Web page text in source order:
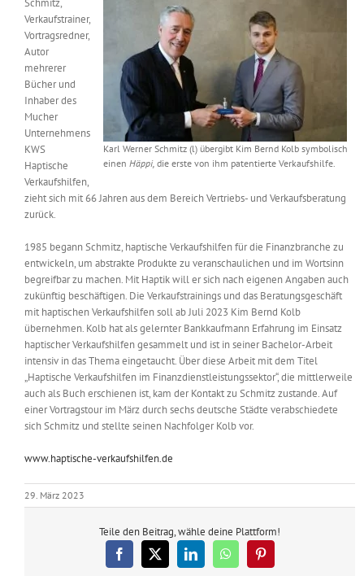
Kontakt
Messen & Events
Unternehmen
Interviews
Wissen
Jobshop
Suche
nach:
Karl Werner Schmitz (l) übergibt Kim Bernd Kolb symbolisch
einenHäppi, die erste von ihm patentierte Verkaufshilfe.
Schmitz,
Verkaufstrainer,
Vortragsredner,
Autor
mehrerer
Bücher und
Inhaber des
Mucher
Unternehmens
KWS
Haptische
Verkaufshilfen,
zieht sich mit 66 Jahren aus dem Bereich Vertriebs- und Verkaufsberatung
zurück.
1985 begann Schmitz, haptische Verkaufshilfen für die Finanzbranche zu
entwickeln, um abstrakte Produkte zu veranschaulichen und im Wortsinn
begreifbar zu machen. Mit Haptik will er sich nach eigenen Angaben auch
zukünftig beschäftigen. Die Verkaufstrainings und das Beratungsgeschäft
mit haptischen Verkaufshilfen soll ab Juli 2023 Kim Bernd Kolb
übernehmen. Kolb hat als gelernter Bankkaufmann Erfahrung im Einsatz
haptischer Verkaufshilfen gesammelt und ist in seiner Bachelor-Arbeit
intensiv in das Thema eingetaucht. Über diese Arbeit mit dem Titel
„Haptische Verkaufshilfen im Finanzdienstleistungssektor“, die mittlerweile
auch als Buch erschienen ist, kam der Kontakt zu Schmitz zustande. Auf
einer Vortragstour im März durch sechs deutsche Städte verabschiedete
sich Schmitz und stellte seinen Nachfolger Kolb vor.
www.haptische-verkaufshilfen.de
29. März 2023
Teile den Beitrag, wähle deine Plattform!
Facebook
X LinkedInWhatsAppPinterest